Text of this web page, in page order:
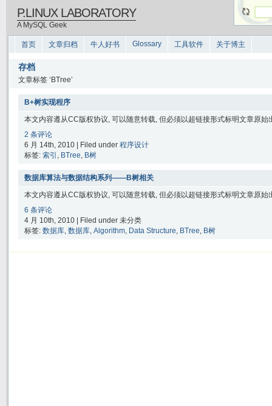
P.LINUX LABORATORY
A MySQL Geek
首页 文章归档 牛人好书 Glossary 工具软件 关于博主
存档
文章标签 ‘BTree’
B+树实现程序
本文内容遵从CC版权协议, 可以随意转载, 但必须以超链接形式标明文章原
2 条评论
6 月 14th, 2010 | Filed under 程序设计
标签: 索引 , BTree, B树
数据库算法与数据结构系列——B树相关
本文内容遵从CC版权协议, 可以随意转载, 但必须以超链接形式标明文章原
6 条评论
4 月 10th, 2010 | Filed under 未分类
标签: 数据库, 数据库, Algorithm, Data Structure, BTree, B树